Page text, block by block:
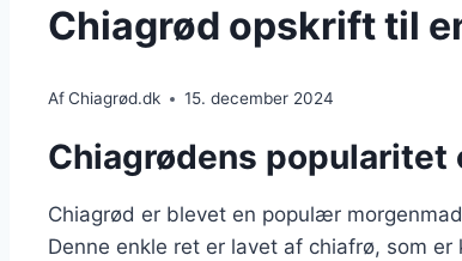
Chiagrød opskrift til
AfChiagrød.dk 15. december 2024
Chiagrødens
Chiagrød er blevet en populær
Denne enkle ret er lavet af chiafrø, som